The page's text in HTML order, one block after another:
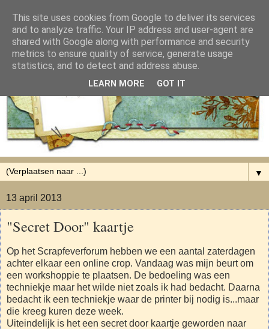
▼
13 april 2013
"Secret Door" kaartje
Op het Scrapfeverforum hebben we een aantal zaterdagen
achter elkaar een online crop. Vandaag was mijn beurt om
een workshoppie te plaatsen. De bedoeling was een
techniekje maar het wilde niet zoals ik had bedacht. Daarna
bedacht ik een techniekje waar de printer bij nodig is...maar
die kreeg kuren deze week.
Uiteindelijk is het een secret door kaartje geworden naar
This site uses cookies from Google to deliver its services
and to analyze traffic. Your IP address and user-agent are
shared with Google along with performance and security
metrics to ensure quality of service, generate usage
statistics, and to detect and address abuse.
LEARN MORE GOT IT